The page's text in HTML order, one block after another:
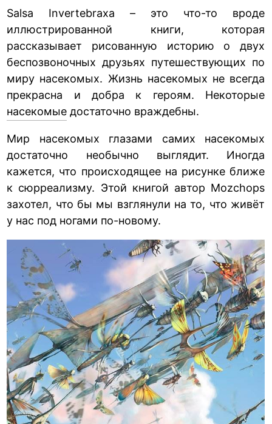
Salsa Invertebraxa – это что-то вроде
иллюстрированной книги, которая
рассказывает рисованную историю о двух
беспозвоночных друзьях путешествующих по
миру насекомых. Жизнь насекомых не всегда
прекрасна и добра к героям. Некоторые
насекомые достаточно враждебны.
Мир насекомых глазами самих насекомых
достаточно необычно выглядит. Иногда
кажется, что происходящее на рисунке ближе
к сюрреализму. Этой книгой автор Mozchops
захотел, что бы мы взглянули на то, что живёт
у нас под ногами по-новому.